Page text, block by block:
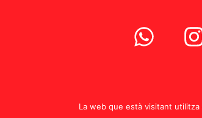
W
h
I
La web que està visitant